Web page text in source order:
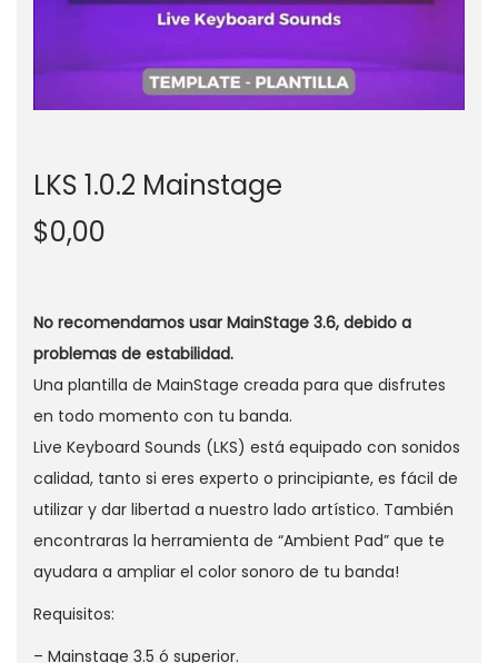
a
c
i
i
d
o
LKS 1.0.2 Mainstage
$0,00
No recomendamos usar MainStage 3.6, debido a
problemas de estabilidad.
Una plantilla de MainStage creada para que disfrutes
en todo momento con tu banda.
Live Keyboard Sounds (LKS) está equipado con sonidos
calidad, tanto si eres experto o principiante, es fácil de
utilizar y dar libertad a nuestro lado artístico. También
encontraras la herramienta de “Ambient Pad” que te
ayudara a ampliar el color sonoro de tu banda!
Requisitos:
– Mainstage 3.5 ó superior.